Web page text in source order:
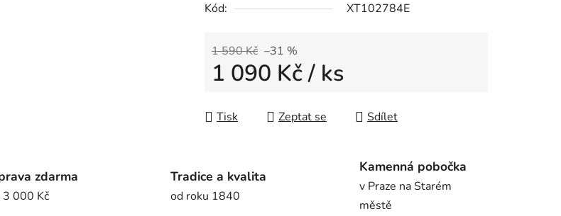
Kód:
XT102784E
1 590 Kč –31 %
1 090 Kč/ ks
Tisk
Zeptat se Sdílet
zdarma
3 000 Kč
Tradice a kvalita
od roku 1840
Kamenná pobočka
v Praze na Starém
městě